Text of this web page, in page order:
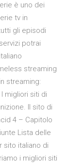
è uno dei
tv in
gli episodi
potrai
streaming
streaming:
migliori siti di
Il sito di
4 – Capitolo
Lista delle
sito italiano di
i migliori siti